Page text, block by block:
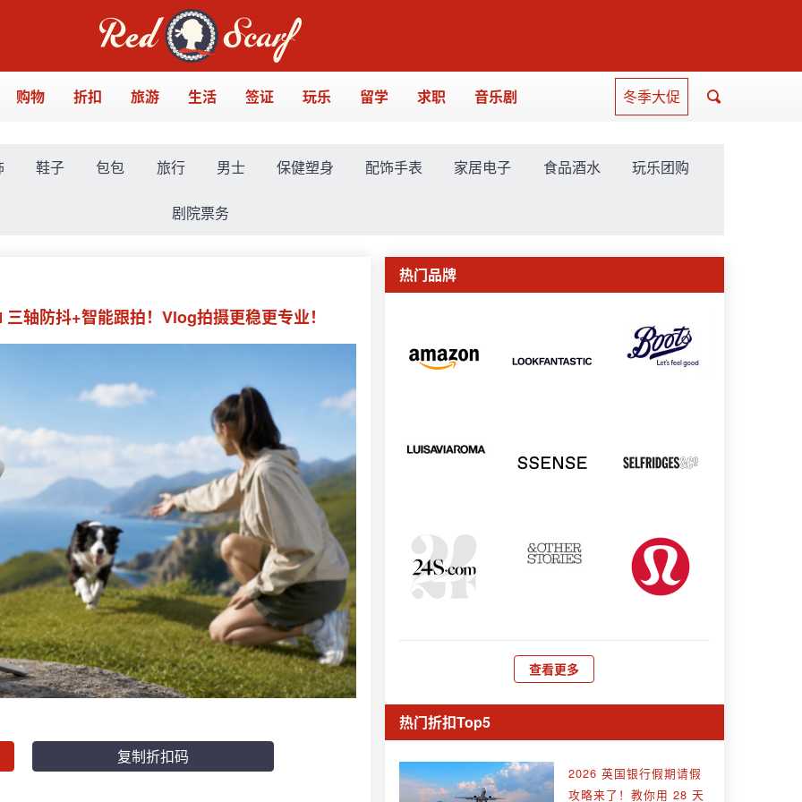
购物 折扣 旅游 生活 签证 玩乐 留学 求职 音乐剧 冬季大促
鞋子 包包 旅行 男士 保健塑身 配饰手表 家居电子 食品酒水 玩乐团购
剧院票务
轴防抖+智能跟拍！Vlog拍摄更稳更专业！
复制折扣码
热门品牌
查看更多
热门折扣Top5
2026 英国银行假期请假
攻略来了！教你用 28 天